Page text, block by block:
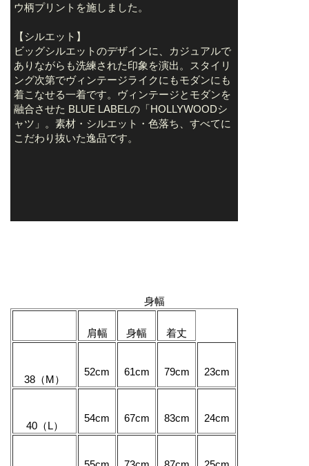
ウ柄プリントを施しました。
【シルエット】
ビッグシルエットのデザインに、カジュアルで
ありながらも洗練された印象を演出。スタイリ
ング次第でヴィンテージライクにもモダンにも
着こなせる一着です。ヴィンテージとモダンを
融合させた BLUE LABELの「HOLLYWOODシ
ャツ」。素材・シルエット・色落ち、すべてに
こだわり抜いた逸品です。
身幅
肩幅 身幅 着丈
38（M）
52cm 61cm 79cm 23cm
40（L）
54cm 67cm 83cm 24cm